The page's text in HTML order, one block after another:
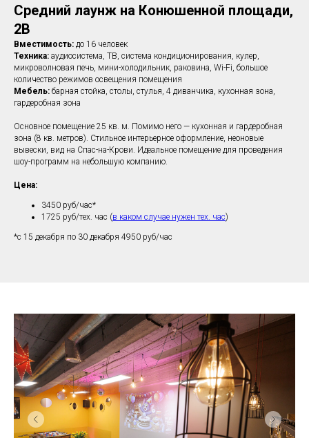
Средний лаунж на Конюшенной площади,
2В
Вместимость: до 16 человек
Техника: аудиосистема, ТВ, система кондиционирования, кулер,
микроволновая печь, мини-холодильник, раковина, Wi-Fi, большое
количество режимов освещения помещения
Мебель: барная стойка, столы, стулья, 4 диванчика, кухонная зона,
гардеробная зона
Основное помещение 25 кв. м. Помимо него — кухонная и гардеробная
зона (8 кв. метров). Стильное интерьерное оформление, неоновые
вывески, вид на Спас-на-Крови. Идеальное помещение для проведения
шоу-программ на небольшую компанию.
Цена:
3450 руб/час*
1725 руб/тех. час (в каком случае нужен тех. час)
*с 15 декабря по 30 декабря 4950 руб/час